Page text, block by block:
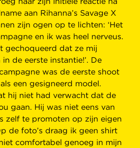
aan Rihanna’s Savage X
zijn ogen op te lichten: ‘Het
en ik was heel nerveus.
gechoqueerd dat ze mij
de eerste instantie!’. De
was de eerste shoot
een gesigneerd model.
hij niet had verwacht dat de
gaan. Hij was niet eens van
zelf te promoten op zijn eigen
de foto’s draag ik geen shirt
comfortabel genoeg in mijn